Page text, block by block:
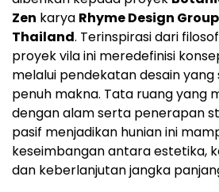
Zen karya Rhyme Design
Thailand. Terinspirasi dari
proyek vila ini meredefinisi
melalui pendekatan desain
penuh makna. Tata ruang yang
dengan alam serta penerapan
pasif menjadikan hunian ini
keseimbangan antara estetika,
dan keberlanjutan jangka